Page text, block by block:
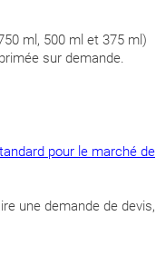
ml, 500 ml et 375 ml)
sur demande.
pour le marché de
une demande de devis,